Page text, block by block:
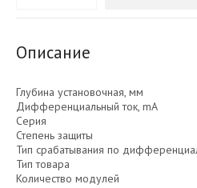
Описание
Глубина установочная, мм
Дифференциальный ток, mA
Серия
Степень защиты
Тип срабатывания по
Тип товара
Количество модулей